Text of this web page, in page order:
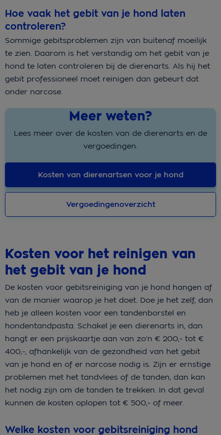
Hoe vaak het gebit van je hond laten
controleren?
Sommige gebitsproblemen zijn van buitenaf moeilijk
te zien. Daarom is het verstandig om het gebit van je
hond te laten controleren bij de dierenarts. Als hij het
gebit professioneel moet reinigen dan gebeurt dat
onder narcose.
Meer weten?
Lees meer over de kosten van de dierenarts en de
vergoedingen.
Kosten van dierenartsen voor je hond
Vergoedingenoverzicht
Kosten voor het reinigen van
het gebit van je hond
De kosten voor gebitsreiniging van je hond hangen af
van de manier waarop je het doet. Doe je het zelf, dan
heb je alleen kosten voor een tandenborstel en
hondentandpasta. Schakel je een dierenarts in, dan
hangt er een prijskaartje aan van zo’n € 200,- tot €
400,-, afhankelijk van de gezondheid van het gebit
van je hond en of er narcose nodig is. Zijn er ernstige
problemen met het tandvlees of de tanden, dan kan
het nodig zijn om de tanden te trekken. In dat geval
kunnen de kosten oplopen tot € 500,- of meer.
Welke kosten voor gebitsreiniging hond